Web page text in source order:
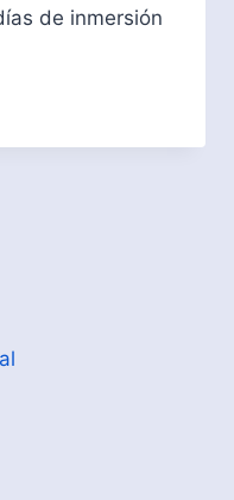
de inmersión